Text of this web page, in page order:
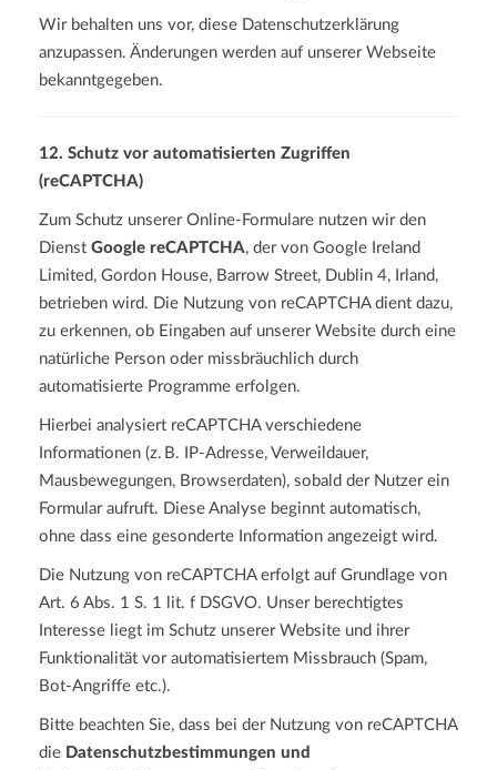
Wir behalten uns vor, diese Datenschutzerklärung
anzupassen. Änderungen werden auf unserer Webseite
bekanntgegeben.
12. Schutz vor automatisierten Zugriffen
(reCAPTCHA)
Zum Schutz unserer Online-Formulare nutzen wir den
Dienst Google reCAPTCHA, der von Google Ireland
Limited, Gordon House, Barrow Street, Dublin 4, Irland,
betrieben wird. Die Nutzung von reCAPTCHA dient dazu,
zu erkennen, ob Eingaben auf unserer Website durch eine
natürliche Person oder missbräuchlich durch
automatisierte Programme erfolgen.
Hierbei analysiert reCAPTCHA verschiedene
Informationen (z. B. IP-Adresse, Verweildauer,
Mausbewegungen, Browserdaten), sobald der Nutzer ein
Formular aufruft. Diese Analyse beginnt automatisch,
ohne dass eine gesonderte Information angezeigt wird.
Die Nutzung von reCAPTCHA erfolgt auf Grundlage von
Art. 6 Abs. 1 S. 1 lit. f DSGVO. Unser berechtigtes
Interesse liegt im Schutz unserer Website und ihrer
Funktionalität vor automatisiertem Missbrauch (Spam,
Bot-Angriffe etc.).
Bitte beachten Sie, dass bei der Nutzung von reCAPTCHA
die Datenschutzbestimmungen und